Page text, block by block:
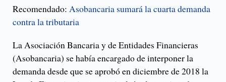
Recomendado: Asobancaria sumará la cuarta demanda
contra la tributaria
La Asociación Bancaria y de Entidades Financieras
(Asobancaria) se había encargado de interponer la
demanda desde que se aprobó en diciembre de 2018 la